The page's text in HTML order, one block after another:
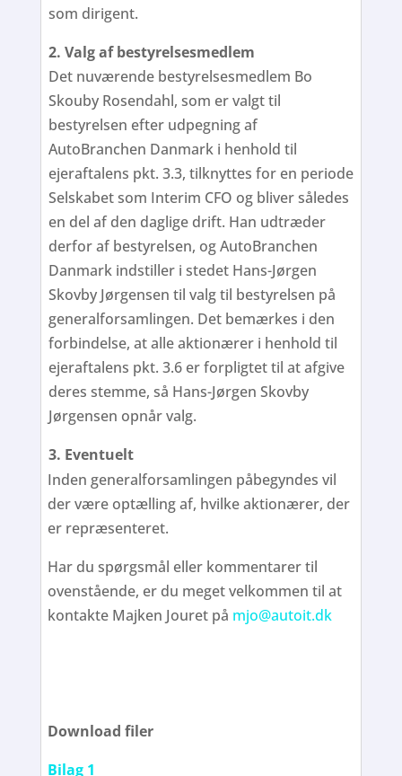
som dirigent.
2. Valg af bestyrelsesmedlem
Det nuværende bestyrelsesmedlem Bo
Skouby Rosendahl, som er valgt til
bestyrelsen efter udpegning af
AutoBranchen Danmark i henhold til
ejeraftalens pkt. 3.3, tilknyttes for en periode
Selskabet som Interim CFO og bliver således
en del af den daglige drift. Han udtræder
derfor af bestyrelsen, og AutoBranchen
Danmark indstiller i stedet Hans-Jørgen
Skovby Jørgensen til valg til bestyrelsen på
generalforsamlingen. Det bemærkes i den
forbindelse, at alle aktionærer i henhold til
ejeraftalens pkt. 3.6 er forpligtet til at afgive
deres stemme, så Hans-Jørgen Skovby
Jørgensen opnår valg.
3. Eventuelt
Inden generalforsamlingen påbegyndes vil
der være optælling af, hvilke aktionærer, der
er repræsenteret.
Har du spørgsmål eller kommentarer til
ovenstående, er du meget velkommen til at
kontakte Majken Jouret på mjo@autoit.dk
Download filer
Bilag 1